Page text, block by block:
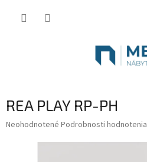
REA PLAY RP-PH
Priemerné
Neohodnotené Podrobnosti hodnotenia